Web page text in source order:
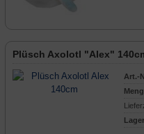
Plüsch Axolotl "Alex"
Art.-